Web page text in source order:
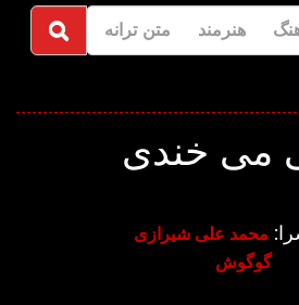
هنرمند متن ترانه
می خندی
محمد علی شیرازی
گوگوش